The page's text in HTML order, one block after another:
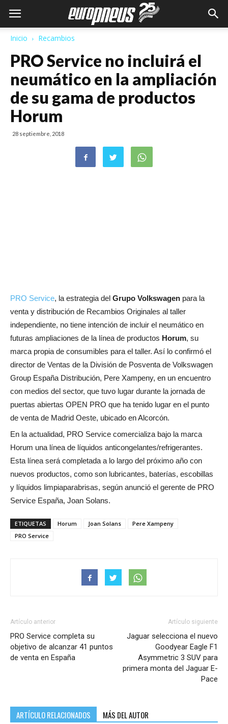
Inicio Recambios
PRO Service no incluirá el
neumático en la ampliación
de su gama de productos
Horum
28 septiembre, 2018
PRO Service, la estrategia del Grupo Volkswagen para la
venta y distribución de Recambios Originales al taller
independiente, no tiene intención de incluir el neumático en
futuras ampliaciones de la línea de productos Horum, su
marca propia de consumibles para el taller. Así lo confirmó el
director de Ventas de la División de Posventa de Volkswagen
Group España Distribución, Pere Xampeny, en un encuentro
con medios del sector, que tuvo lugar durante la jornada de
puertas abiertas OPEN PRO que ha tenido lugar en el punto
de venta de Madrid Oeste, ubicado en Alcorcón.
En la actualidad, PRO Service comercializa bajo la marca
Horum una línea de líquidos anticongelantes/refrigerantes.
Esta línea será completada a lo largo del próximo año con
nuevos productos, como son lubricantes, baterías, escobillas
y líquidos limpiaparabrisas, según anunció el gerente de PRO
Service España, Joan Solans.
ETIQUETAS Horum Joan Solans
Pere Xampeny
PRO Service
Artículo anterior
PRO Service completa su
objetivo de alcanzar 41 puntos
de venta en España
Artículo siguiente
Jaguar selecciona el nuevo
Goodyear Eagle F1
Asymmetric 3 SUV para
primera monta del Jaguar E-
Pace
ARTÍCULO RELACIONADOS MÁS DEL AUTOR